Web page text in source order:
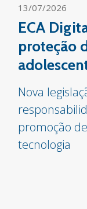
13/07/2026
ECA
proteção
Nova
promoção
tecnologia